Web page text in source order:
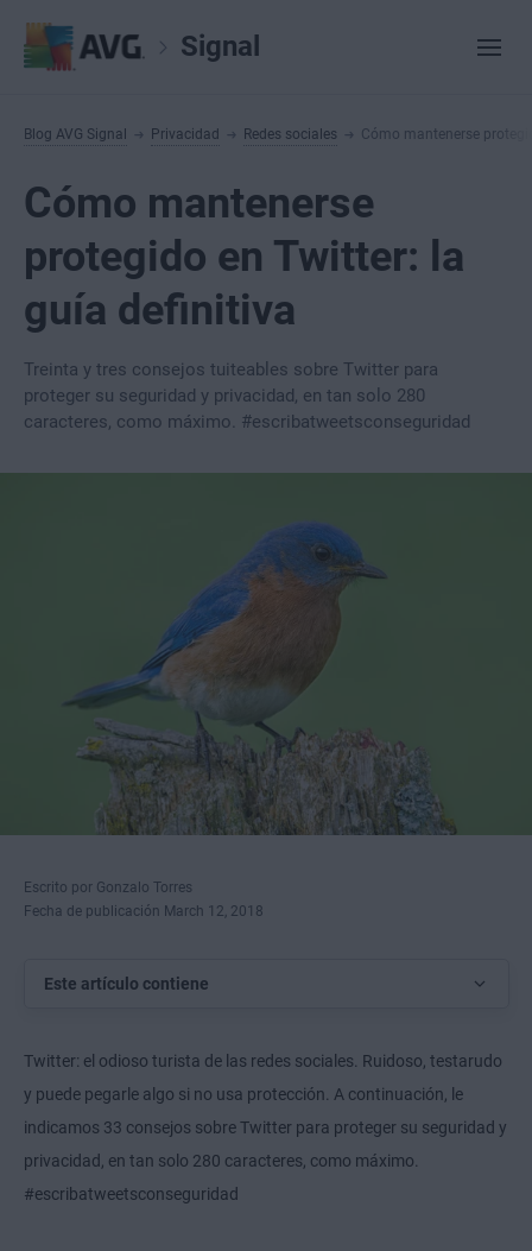
Signal
Blog AVG Signal Privacidad Redes sociales Cómo mantenerse
Cómo mantenerse
protegido en Twitter: la
guía definitiva
Treinta y tres consejos tuiteables sobre Twitter para
proteger su seguridad y privacidad, en tan solo 280
caracteres, como máximo. #escribatweetsconseguridad
Escrito por Gonzalo Torres
Fecha de publicación March 12, 2018
Este artículo contiene
Twitter: el odioso turista de las redes sociales. Ruidoso, testarudo
y puede pegarle algo si no usa protección. A continuación, le
indicamos 33 consejos sobre Twitter para proteger su seguridad y
privacidad, en tan solo 280 caracteres, como máximo.
#escribatweetsconseguridad